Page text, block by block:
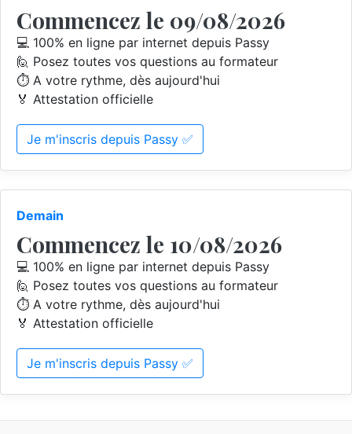
Commencez le 09/08/2026
💻 100% en ligne par internet depuis Passy
🙋 Posez toutes vos questions au formateur
⏱️ A votre rythme, dès aujourd'hui
🏅 Attestation officielle
Je m'inscris depuis Passy ✅
Demain
Commencez le 10/08/2026
💻 100% en ligne par internet depuis Passy
🙋 Posez toutes vos questions au formateur
⏱️ A votre rythme, dès aujourd'hui
🏅 Attestation officielle
Je m'inscris depuis Passy ✅